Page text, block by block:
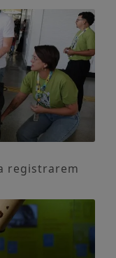
registrarem